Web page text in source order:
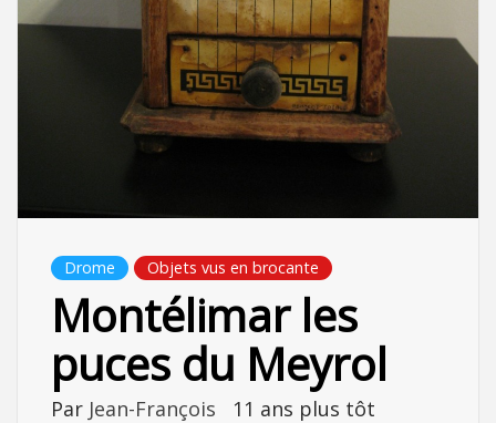
Drome Objets vus en brocante
Montélimar les
puces du Meyrol
Par Jean-François 11 ans plus tôt